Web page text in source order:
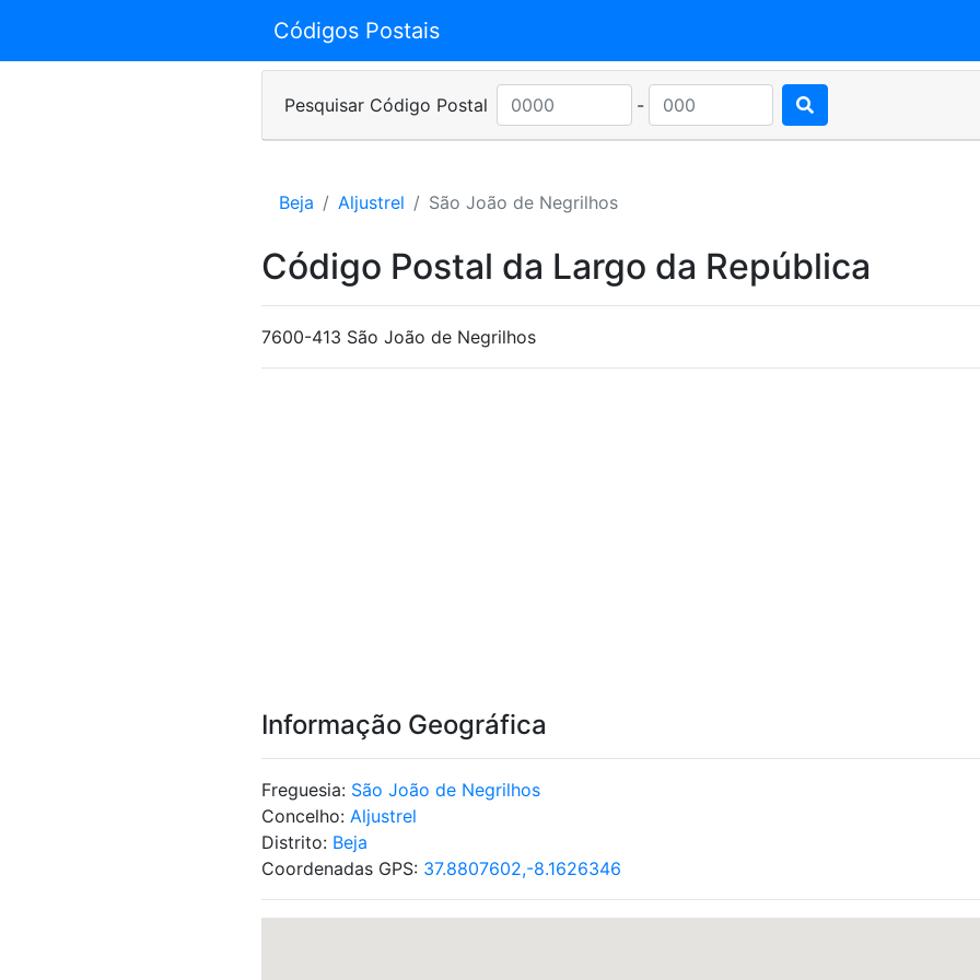
Códigos Postais
Pesquisar Código Postal -
Beja Aljustrel São João de Negrilhos
Código Postal da Largo da República
7600-413 São João de Negrilhos
Informação Geográfica
Freguesia: São João de Negrilhos
Concelho: Aljustrel
Distrito: Beja
Coordenadas GPS: 37.8807602,-8.1626346